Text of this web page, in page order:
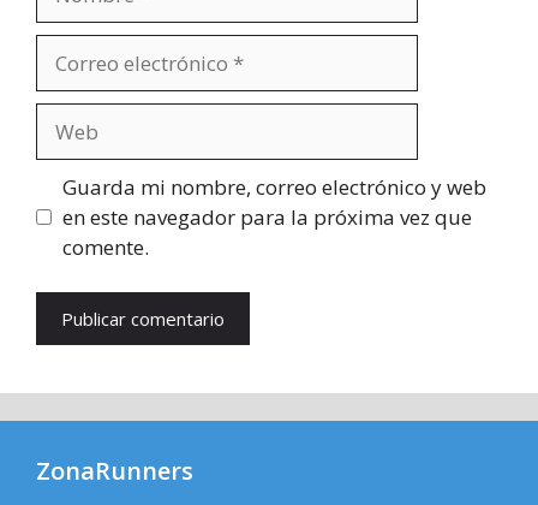
electrónico
Guarda mi nombre, correo electrónico y web
en este navegador para la próxima vez que
comente.
ZonaRunners